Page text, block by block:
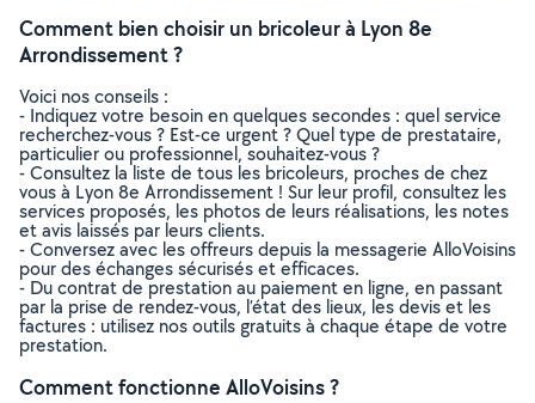
Comment bien choisir un bricoleur à Lyon 8e
Arrondissement ?
Voici nos conseils :
- Indiquez votre besoin en quelques secondes : quel service
recherchez-vous ? Est-ce urgent ? Quel type de prestataire,
particulier ou professionnel, souhaitez-vous ?
- Consultez la liste de tous les bricoleurs, proches de chez
vous à Lyon 8e Arrondissement ! Sur leur profil, consultez les
services proposés, les photos de leurs réalisations, les notes
et avis laissés par leurs clients.
- Conversez avec les offreurs depuis la messagerie AlloVoisins
pour des échanges sécurisés et efficaces.
- Du contrat de prestation au paiement en ligne, en passant
par la prise de rendez-vous, l’état des lieux, les devis et les
factures : utilisez nos outils gratuits à chaque étape de votre
prestation.
Comment fonctionne AlloVoisins ?